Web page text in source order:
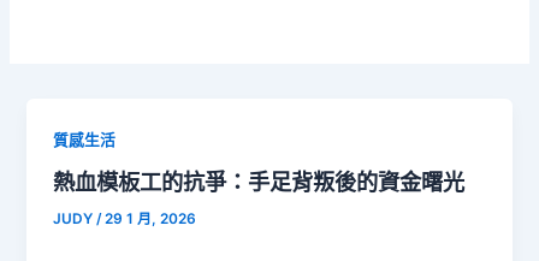
質感生活
熱血模板工的抗爭：手足背叛後的資金曙光
JUDY /29 1 月, 2026